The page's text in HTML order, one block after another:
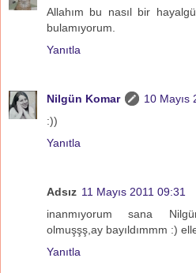
Allahım bu nasıl bir
bulamıyorum.
Yanıtla
Nilgün Komar
10 Mayıs
:))
Yanıtla
Adsız 11 Mayıs 2011 09:31
inanmıyorum sana
olmuşşş,ay bayıldımmm :)
Yanıtla